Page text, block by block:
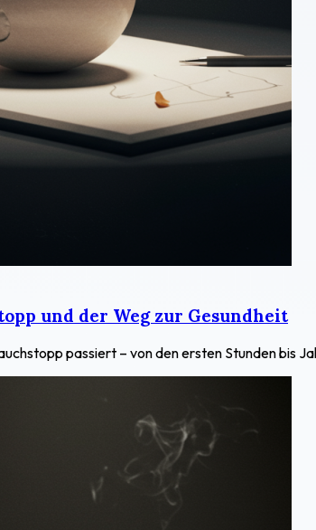
und der Weg zur Gesundheit
passiert – von den ersten Stunden bis